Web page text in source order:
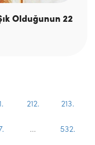
Olduğunun 22
212. 213.
... 532.